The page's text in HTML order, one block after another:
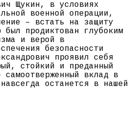
Щукин, в условиях
военной операции,
– встать на защиту
продиктован глубоким
и верой в
безопасности
проявил себя
стойкий и преданный
вклад в
останется в нашей